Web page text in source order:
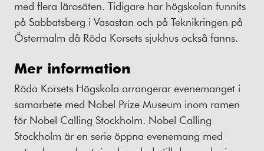
med flera lärosäten. Tidigare har högskolan funnits
på Sabbatsberg i Vasastan och på Teknikringen på
Östermalm då Röda Korsets sjukhus också fanns.
Mer information
Röda Korsets Högskola arrangerar evenemanget i
samarbete med Nobel Prize Museum inom ramen
för Nobel Calling Stockholm. Nobel Calling
Stockholm är en serie öppna evenemang med